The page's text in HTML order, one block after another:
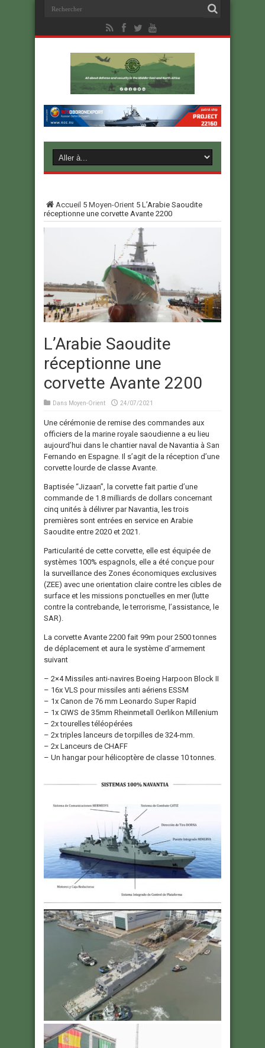
Accueil 5 Moyen-Orient 5 L’Arabie Saoudite
réceptionne une corvette Avante 2200
L’Arabie Saoudite
réceptionne une
corvette Avante 2200
Dans Moyen-Orient 24/07/2021
Une cérémonie de remise des commandes aux
officiers de la marine royale saoudienne a eu lieu
aujourd’hui dans le chantier naval de Navantia à San
Fernando en Espagne. Il s’agit de la réception d’une
corvette lourde de classe Avante.
Baptisée “Jizaan”, la corvette fait partie d’une
commande de 1.8 milliards de dollars concernant
cinq unités à délivrer par Navantia, les trois
premières sont entrées en service en Arabie
Saoudite entre 2020 et 2021.
Particularité de cette corvette, elle est équipée de
systèmes 100% espagnols, elle a été conçue pour
la surveillance des Zones économiques exclusives
(ZEE) avec une orientation claire contre les cibles de
surface et les missions ponctuelles en mer (lutte
contre la contrebande, le terrorisme, l’assistance, le
SAR).
La corvette Avante 2200 fait 99m pour 2500 tonnes
de déplacement et aura le système d’armement
suivant
– 2×4 Missiles anti-navires Boeing Harpoon Block II
– 16x VLS pour missiles anti aériens ESSM
– 1x Canon de 76 mm Leonardo Super Rapid
– 1x CIWS de 35mm Rheinmetall Oerlikon Millenium
– 2x tourelles téléopérées
– 2x triples lanceurs de torpilles de 324-mm.
– 2x Lanceurs de CHAFF
– Un hangar pour hélicoptère de classe 10 tonnes.